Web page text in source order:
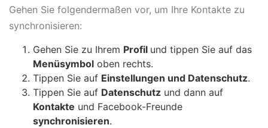
Gehen Sie folgendermaßen vor, um Ihre Kontakte zu
synchronisieren:
Gehen Sie zu Ihrem Profil und tippen Sie auf das
Menüsymbol oben rechts.
Tippen Sie auf Einstellungen und Datenschutz.
Tippen Sie auf Datenschutz und dann auf
Kontakte und Facebook-Freunde
synchronisieren.